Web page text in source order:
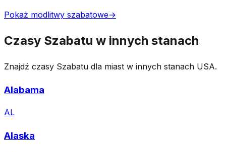
Pokaż modlitwy szabatowe→
Czasy Szabatu w innych stanach
Znajdź czasy Szabatu dla miast w innych stanach USA.
Alabama
AL
Alaska